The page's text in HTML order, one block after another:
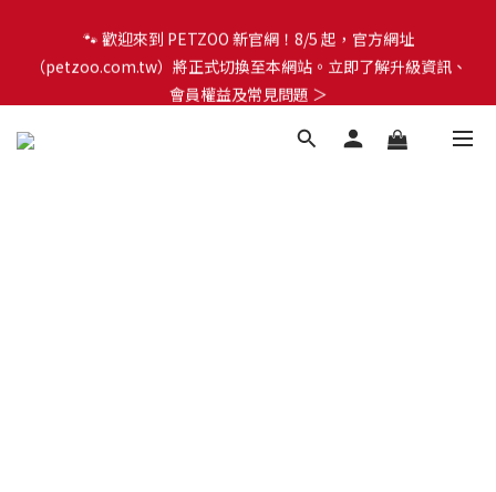
（petzoo.com.tw）將正式切換至本網站。立即了解升級資訊、
會員權益及常見問題 ＞
（petzoo.com.tw）將正式切換至本網站。立即了解升級資訊、
會員權益及常見問題 ＞
✨【新朋友見面禮】現在註冊即領 $100 購物金！全館滿 $1,500 享